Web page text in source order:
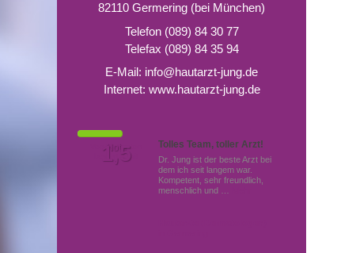
82110 Germering (bei München)
Telefon (089) 84 30 77
Telefax (089) 84 35 94
E-Mail: info@hautarzt-jung.de
Internet: www.hautarzt-jung.de
Tolles Team, toller Arzt!
Dr. Jung ist der beste Arzt bei
dem ich seit langem war.
Kompetent, sehr freundlich,
menschlich und …
Von Patienten
bewertet mit
Note
1,5